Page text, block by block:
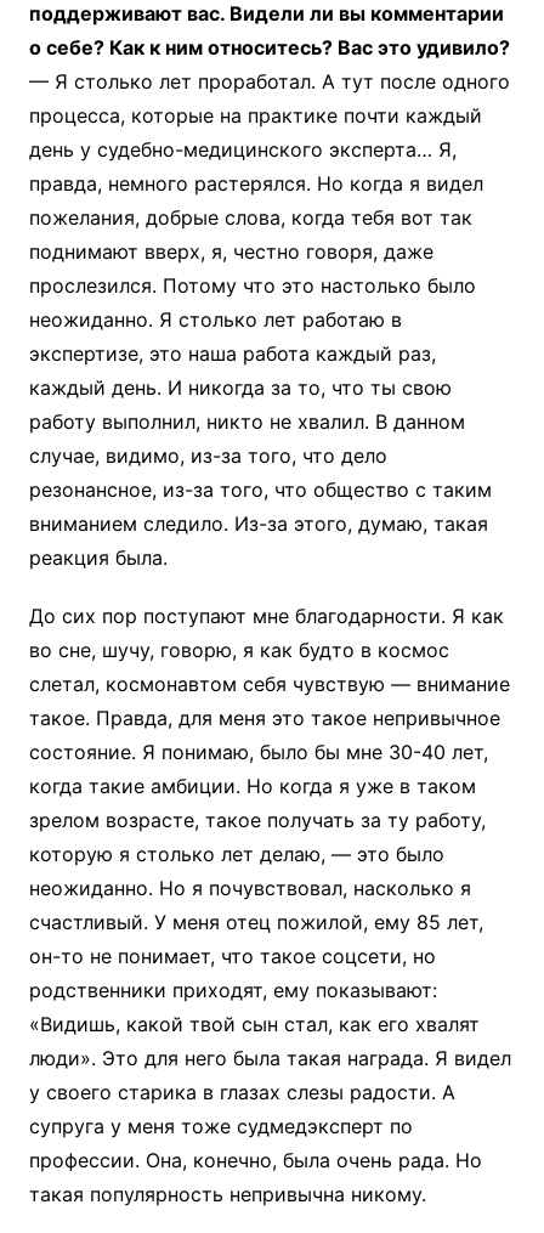
поддерживают вас. Видели ли вы комментарии
о себе? Как к ним относитесь? Вас это удивило?
— Я столько лет проработал. А тут после одного
процесса, которые на практике почти каждый
день у судебно-медицинского эксперта… Я,
правда, немного растерялся. Но когда я видел
пожелания, добрые слова, когда тебя вот так
поднимают вверх, я, честно говоря, даже
прослезился. Потому что это настолько было
неожиданно. Я столько лет работаю в
экспертизе, это наша работа каждый раз,
каждый день. И никогда за то, что ты свою
работу выполнил, никто не хвалил. В данном
случае, видимо, из-за того, что дело
резонансное, из-за того, что общество с таким
вниманием следило. Из-за этого, думаю, такая
реакция была.
До сих пор поступают мне благодарности. Я как
во сне, шучу, говорю, я как будто в космос
слетал, космонавтом себя чувствую — внимание
такое. Правда, для меня это такое непривычное
состояние. Я понимаю, было бы мне 30-40 лет,
когда такие амбиции. Но когда я уже в таком
зрелом возрасте, такое получать за ту работу,
которую я столько лет делаю, — это было
неожиданно. Но я почувствовал, насколько я
счастливый. У меня отец пожилой, ему 85 лет,
он-то не понимает, что такое соцсети, но
родственники приходят, ему показывают:
«Видишь, какой твой сын стал, как его хвалят
люди». Это для него была такая награда. Я видел
у своего старика в глазах слезы радости. А
супруга у меня тоже судмедэксперт по
профессии. Она, конечно, была очень рада. Но
такая популярность непривычна никому.